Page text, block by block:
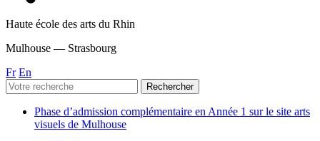
Haute école des arts du Rhin
Mulhouse — Strasbourg
Fr En
Phase d’admission complémentaire en Année 1 sur le site arts
visuels de Mulhouse